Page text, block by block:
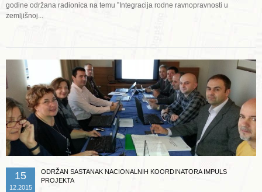
godine održana radionica na temu ”Integracija rodne ravnopravnosti u
zemljišnoj...
15
12.2015
ODRŽAN SASTANAK NACIONALNIH KOORDINATORA IMPULS
PROJEKTA